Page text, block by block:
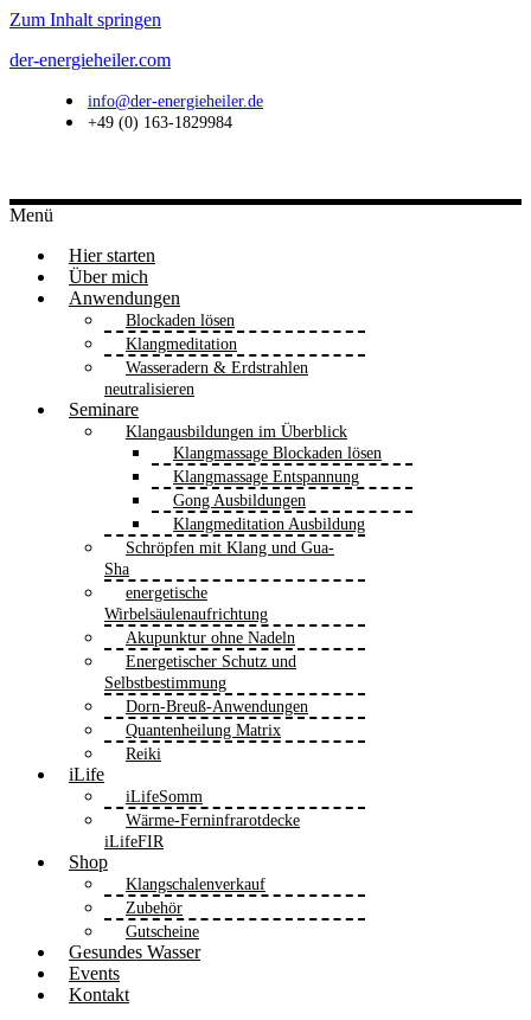
Zum Inhalt springen
der-energieheiler.com
info@der-energieheiler.de
+49 (0) 163-1829984
Menü
Hier starten
Über mich
Anwendungen
Blockaden lösen
Klangmeditation
Wasseradern & Erdstrahlen
neutralisieren
Seminare
Klangausbildungen im Überblick
Klangmassage Blockaden lösen
Klangmassage Entspannung
Gong Ausbildungen
Klangmeditation Ausbildung
Schröpfen mit Klang und Gua-
Sha
energetische
Wirbelsäulenaufrichtung
Akupunktur ohne Nadeln
Energetischer Schutz und
Selbstbestimmung
Dorn-Breuß-Anwendungen
Quantenheilung Matrix
Reiki
iLife
iLifeSomm
Wärme-Ferninfrarotdecke
iLifeFIR
Shop
Klangschalenverkauf
Zubehör
Gutscheine
Gesundes Wasser
Events
Kontakt